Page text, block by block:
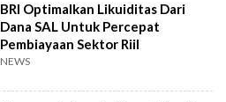
BRI Optimalkan Likuiditas Dari
Dana SAL Untuk Percepat
Pembiayaan Sektor Riil
NEWS